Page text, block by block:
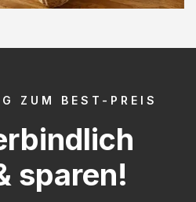
ZUM BEST-PREIS
sparen!